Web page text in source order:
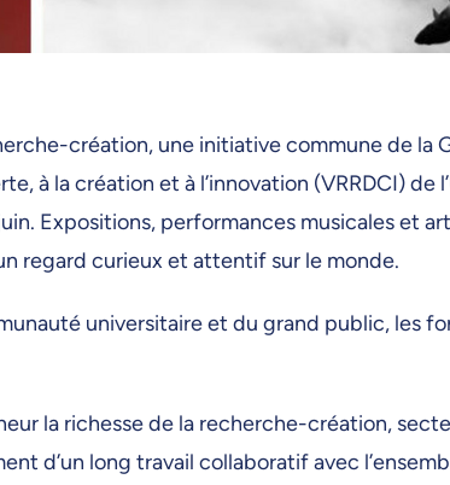
création, une initiative commune de la
à la création et à l’innovation (VRRDCI)
Expositions, performances musicales et
regard curieux et attentif sur le monde.
universitaire et du grand public, les
la richesse de la recherche-création,
d’un long travail collaboratif avec